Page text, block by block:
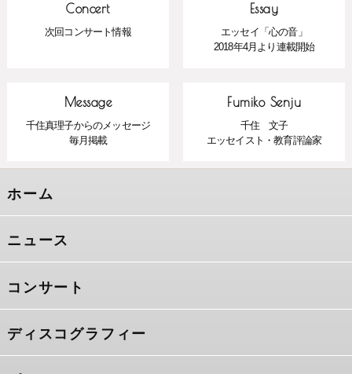
Concert
次回コンサート情報
Essay
エッセイ「心の音」
2018年4月より連載開始
Message
千住真理子からのメッセージ
毎月掲載
Fumiko Senju
千住 文子
エッセイスト・教育評論家
ホーム
ニュース
コンサート
ディスコグラフィー